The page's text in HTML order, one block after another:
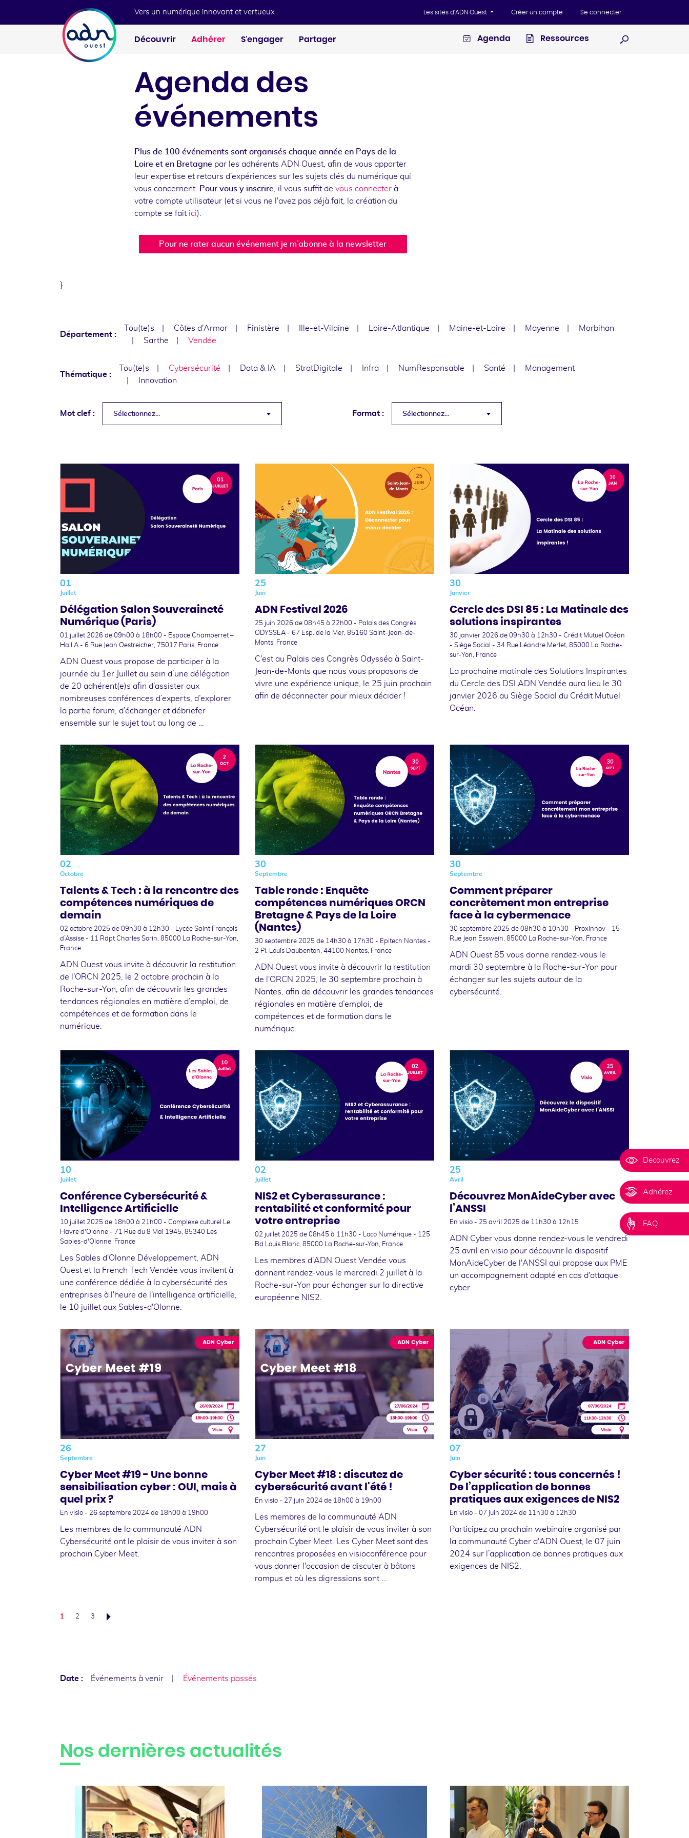
Vers un numérique innovant et vertueux Les sites d'ADN Ouest Créer un compte Se connecter
Découvrir Adhérer S'engager Partager Agenda
Ressources
Agenda des
événements
Plus de 100 événements sont organisés chaque année en Pays de la
Loire et en Bretagne par les adhérents ADN Ouest, afin de vous apporter
leur expertise et retours d’expériences sur les sujets clés du numérique qui
vous concernent. Pour vous y inscrire, il vous suffit de vous connecter à
votre compte utilisateur (et si vous ne l'avez pas déjà fait, la création du
compte se fait ici).
Pour ne rater aucun événement je m’abonne à la newsletter
}
Département :
Tou(te)s Côtes d'Armor Finistère Ille-et-Vilaine Loire-Atlantique Maine-et-Loire Mayenne
Morbihan
Sarthe
Vendée
Thématique :
Tou(te)s Cybersécurité Data & IA StratDigitale Infra NumResponsable Santé
Management
Innovation
Mot clef : Sélectionnez... Format : Sélectionnez...
01
Juillet
Délégation Salon Souveraineté
Numérique (Paris)
01 juillet 2026 de 09h00 à 18h00 - Espace Champerret –
Hall A - 6 Rue Jean Oestreicher, 75017 Paris, France
ADN Ouest vous propose de participer à la
journée du 1er Juillet au sein d’une délégation
de 20 adhérent(e)s afin d’assister aux
nombreuses conférences d’experts, d’explorer
la partie forum, d’échanger et débriefer
ensemble sur le sujet tout au long de …
25
Juin
ADN Festival 2026
25 juin 2026 de 08h45 à 22h00 - Palais des Congrès
ODYSSEA - 67 Esp. de la Mer, 85160 Saint-Jean-de-
Monts, France
C'est au Palais des Congrès Odysséa à Saint-
Jean-de-Monts que nous vous proposons de
vivre une expérience unique, le 25 juin prochain
afin de déconnecter pour mieux décider !
30
Janvier
Cercle des DSI 85 : La Matinale des
solutions inspirantes
30 janvier 2026 de 09h30 à 12h30 - Crédit Mutuel Océan
- Siège Social - 34 Rue Léandre Merlet, 85000 La Roche-
sur-Yon, France
La prochaine matinale des Solutions Inspirantes
du Cercle des DSI ADN Vendée aura lieu le 30
janvier 2026 au Siège Social du Crédit Mutuel
Océan.
02
Octobre
Talents & Tech : à la rencontre des
compétences numériques de
demain
02 octobre 2025 de 09h30 à 12h30 - Lycée Saint François
d’Assise - 11 Rdpt Charles Sorin, 85000 La Roche-sur-Yon,
France
ADN Ouest vous invite à découvrir la restitution
de l'ORCN 2025, le 2 octobre prochain à la
Roche-sur-Yon, afin de découvrir les grandes
tendances régionales en matière d’emploi, de
compétences et de formation dans le
numérique.
30
Septembre
Table ronde : Enquête
compétences numériques ORCN
Bretagne & Pays de la Loire
(Nantes)
30 septembre 2025 de 14h30 à 17h30 - Epitech Nantes -
2 Pl. Louis Daubenton, 44100 Nantes, France
ADN Ouest vous invite à découvrir la restitution
de l'ORCN 2025, le 30 septembre prochain à
Nantes, afin de découvrir les grandes tendances
régionales en matière d’emploi, de
compétences et de formation dans le
numérique.
30
Septembre
Comment préparer
concrètement mon entreprise
face à la cybermenace
30 septembre 2025 de 08h30 à 10h30 - Proxinnov - 15
Rue Jean Esswein, 85000 La Roche-sur-Yon, France
ADN Ouest 85 vous donne rendez-vous le
mardi 30 septembre à la Roche-sur-Yon pour
échanger sur les sujets autour de la
cybersécurité.
10
Juillet
Conférence Cybersécurité &
Intelligence Artificielle
10 juillet 2025 de 18h00 à 21h00 - Complexe culturel Le
Havre d'Olonne - 71 Rue du 8 Mai 1945, 85340 Les
Sables-d'Olonne, France
Les Sables d'Olonne Développement, ADN
Ouest et la French Tech Vendée vous invitent à
une conférence dédiée à la cybersécurité des
entreprises à l'heure de l'intelligence artificielle,
le 10 juillet aux Sables-d'Olonne.
02
Juillet
NIS2 et Cyberassurance :
rentabilité et conformité pour
votre entreprise
02 juillet 2025 de 08h45 à 11h30 - Loco Numérique - 125
Bd Louis Blanc, 85000 La Roche-sur-Yon, France
Les membres d'ADN Ouest Vendée vous
donnent rendez-vous le mercredi 2 juillet à la
Roche-sur-Yon pour échanger sur la directive
européenne NIS2.
25
Avril
Découvrez MonAideCyber avec
l’ANSSI
En visio - 25 avril 2025 de 11h30 à 12h15
ADN Cyber vous donne rendez-vous le vendredi
25 avril en visio pour découvrir le dispositif
MonAideCyber de l'ANSSI qui propose aux PME
un accompagnement adapté en cas d'attaque
cyber.
26
Septembre
Cyber Meet #19 - Une bonne
sensibilisation cyber : OUI, mais à
quel prix ?
En visio - 26 septembre 2024 de 18h00 à 19h00
Les membres de la communauté ADN
Cybersécurité ont le plaisir de vous inviter à son
prochain Cyber Meet.
27
Juin
Cyber Meet #18 : discutez de
cybersécurité avant l'été !
En visio - 27 juin 2024 de 18h00 à 19h00
Les membres de la communauté ADN
Cybersécurité ont le plaisir de vous inviter à son
prochain Cyber Meet. Les Cyber Meet sont des
rencontres proposées en visioconférence pour
vous donner l'occasion de discuter à bâtons
rompus et où les digressions sont …
07
Juin
Cyber sécurité : tous concernés !
De l’application de bonnes
pratiques aux exigences de NIS2
En visio - 07 juin 2024 de 11h30 à 12h30
Participez au prochain webinaire organisé par
la communauté Cyber d'ADN Ouest, le 07 juin
2024 sur l’application de bonnes pratiques aux
exigences de NIS2.
1 2 3
Date : Événements à venir Événements passés
Decouvrez
Adhérez
FAQ
Nos dernières actualités